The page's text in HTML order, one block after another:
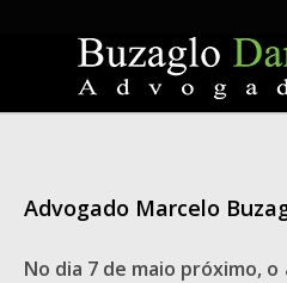
Advogado Marcelo
No dia 7 de maio próximo,